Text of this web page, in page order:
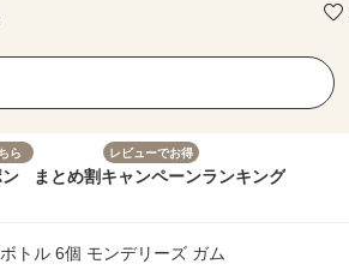
ら
まとめ割
レビューでお得
キャンペーンランキング
トル 6個 モンデリーズ ガム